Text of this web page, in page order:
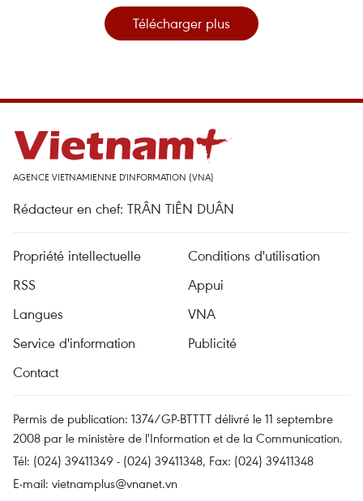
Télécharger plus
AGENCE VIETNAMIENNE D'INFORMATION (VNA)
Rédacteur en chef: TRÂN TIÊN DUÂN
Propriété intellectuelle
Conditions d'utilisation
RSS
Appui
Langues
VNA
Service d'information
Publicité
Contact
Permis de publication: 1374/GP-BTTTT délivré le 11 septembre
2008 par le ministère de l'Information et de la Communication.
Tél: (024) 39411349 - (024) 39411348, Fax: (024) 39411348
E-mail: vietnamplus@vnanet.vn